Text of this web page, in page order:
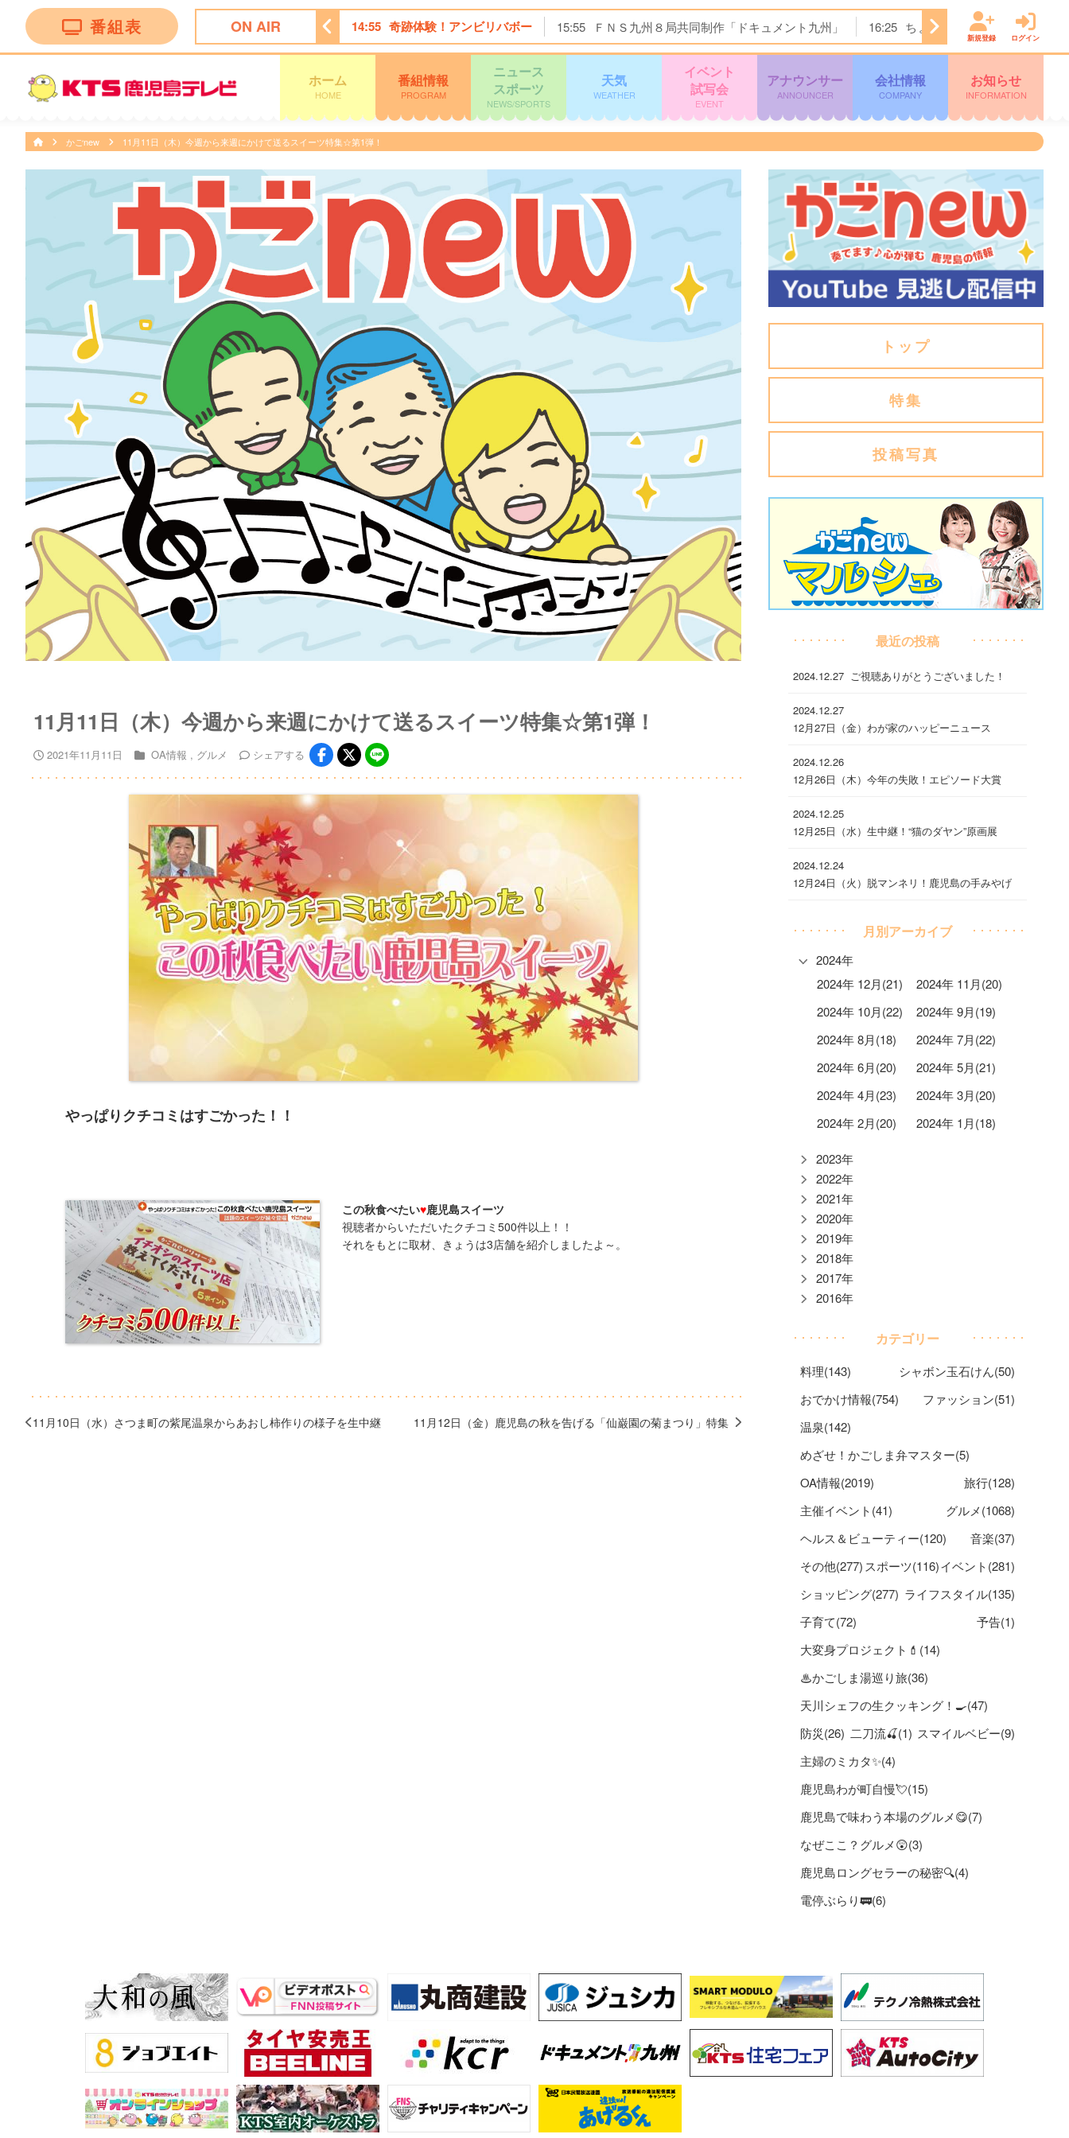
番組表 ON AIR
ぽよチャンネル 14:00 リリーとリリー〜大分アート旅〜 14:55 奇跡体験！アンビリバボー 15:55 ＦＮＳ九州８局共同制作「ドキュメント九州」 16:25 ちょっとバカりハカってみた!
新規登録 ログイン
ホーム
HOME
番組情報
PROGRAM
ニュース
スポーツ
NEWS/SPORTS
天気
WEATHER
イベント
試写会
EVENT
アナウンサー
ANNOUNCER
会社情報
COMPANY
お知らせ
INFORMATION
かごnew 11月11日（木）今週から来週にかけて送るスイーツ特集☆第1弾！
11月11日（木）今週から来週にかけて送るスイーツ特集☆第1弾！
2021年11月11日 OA情報 グルメ シェアする
やっぱりクチコミはすごかった！！
この秋食べたい♥鹿児島スイーツ
​視聴者からいただいたクチコミ500件以上！！
それをもとに取材、きょうは3店舗を紹介しましたよ～。
11月10日（水）さつま町の紫尾温泉からあおし柿作りの様子を生中継 11月12日（金）鹿児島の秋を告げる「仙巌園の菊まつり」特集
トップ
特集
投稿写真
最近の投稿
2024.12.27 ご視聴ありがとうございました！
2024.12.27
12月27日（金）わが家のハッピーニュース
2024.12.26
12月26日（木）今年の失敗！エピソード大賞
2024.12.25
12月25日（水）生中継！“猫のダヤン”原画展
2024.12.24
12月24日（火）脱マンネリ！鹿児島の手みやげ
月別アーカイブ
2024年
2024年 12月(21)
2024年 11月(20)
2024年 10月(22)
2024年 9月(19)
2024年 8月(18)
2024年 7月(22)
2024年 6月(20)
2024年 5月(21)
2024年 4月(23)
2024年 3月(20)
2024年 2月(20)
2024年 1月(18)
2023年
2022年
2021年
2020年
2019年
2018年
2017年
2016年
カテゴリー
料理(143)
シャボン玉石けん(50)
おでかけ情報(754)
ファッション(51)
温泉(142)
めざせ！かごしま弁マスター(5)
OA情報(2019)
旅行(128)
主催イベント(41)
グルメ(1068)
ヘルス＆ビューティー(120)
音楽(37)
その他(277) スポーツ(116)イベント(281)
ショッピング(277) ライフスタイル(135)
子育て(72)
予告(1)
大変身プロジェクト💄(14)
♨かごしま湯巡り旅(36)
天川シェフの生クッキング！🍳(47)
防災(26) 二刀流🍒(1) スマイルベビー(9)
主婦のミカタ✨(4)
鹿児島わが町自慢💘(15)
鹿児島で味わう本場のグルメ😋(7)
なぜここ？グルメ😲(3)
鹿児島ロングセラーの秘密🔍(4)
電停ぶらり🚃(6)